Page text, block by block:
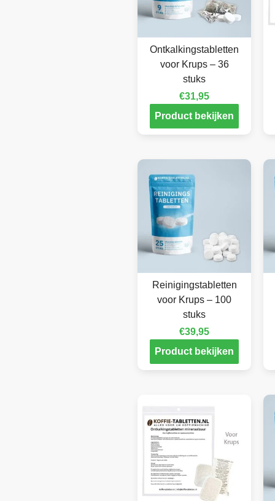
Ontkalkingstabletten
voor Krups – 36
stuks
€31,95
Product bekijken
Reinigingstabletten
voor Krups – 100
stuks
€39,95
Product bekijken